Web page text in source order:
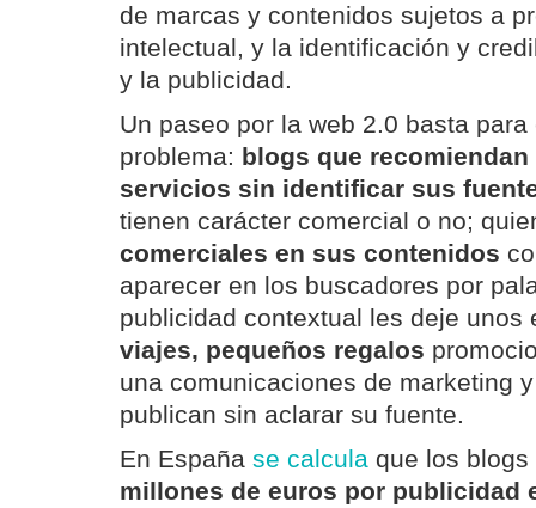
de marcas y contenidos sujetos a
intelectual, y la identificación y
y la publicidad.
Un paseo por la web 2.0 basta
problema: blogs que
servicios sin identificar sus
tienen carácter comercial o no;
comerciales en sus contenidos
aparecer en los buscadores por
publicidad contextual les deje unos
viajes, pequeños regalos
una comunicaciones de marketing
publican sin aclarar su fuente.
En España se calcula que los
millones de euros por publicidad